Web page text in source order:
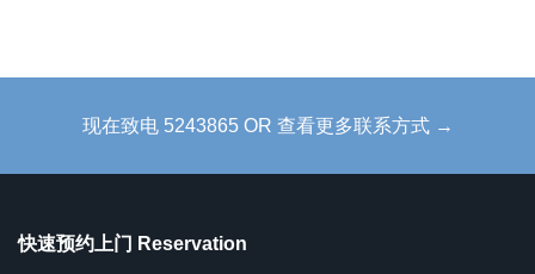
现在致电 5243865 OR 查看更多联系方式 →
快速预约上门 Reservation